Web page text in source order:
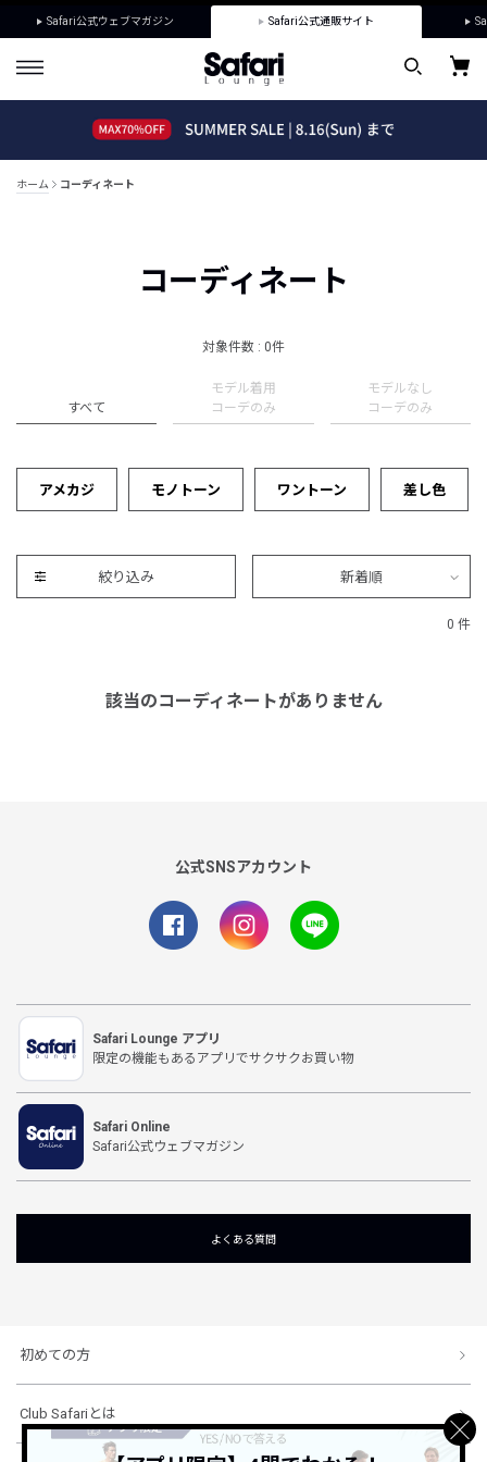
Safari公式ウェブマガジン Safari公式通販サイト
ホーム コーディネート
コーディネート
対象件数 : 0件
すべて
モデル着用
コーデのみ
モデルなし
コーデのみ
アメカジ モノトーン ワントーン 差し色
絞り込み 新着順
0 件
該当のコーディネートがありません
公式SNSアカウント
Safari Lounge アプリ
限定の機能もあるアプリでサクサクお買い物
Safari Online
Safari公式ウェブマガジン
よくある質問
初めての方
Club Safariとは